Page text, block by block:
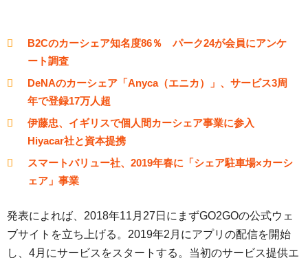
B2Cのカーシェア知名度86％ パーク24が会員にアンケ
ート調査
DeNAのカーシェア「Anyca（エニカ）」、サービス3周
年で登録17万人超
伊藤忠、イギリスで個人間カーシェア事業に参入
Hiyacar社と資本提携
スマートバリュー社、2019年春に「シェア駐車場×カーシ
ェア」事業
発表によれば、2018年11月27日にまずGO2GOの公式ウェ
ブサイトを立ち上げる。2019年2月にアプリの配信を開始
し、4月にサービスをスタートする。当初のサービス提供エ